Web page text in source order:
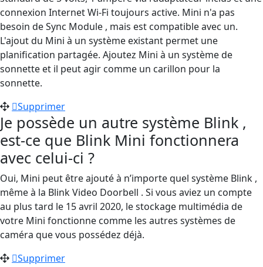
connexion Internet Wi-Fi toujours active. Mini n'a pas
besoin de Sync Module , mais est compatible avec un.
L'ajout du Mini à un système existant permet une
planification partagée. Ajoutez Mini à un système de
sonnette et il peut agir comme un carillon pour la
sonnette.
Supprimer
Je possède un autre système Blink ,
est-ce que Blink Mini fonctionnera
avec celui-ci ?
Oui, Mini peut être ajouté à n’importe quel système Blink ,
même à la Blink Video Doorbell . Si vous aviez un compte
au plus tard le 15 avril 2020, le stockage multimédia de
votre Mini fonctionne comme les autres systèmes de
caméra que vous possédez déjà.
Supprimer